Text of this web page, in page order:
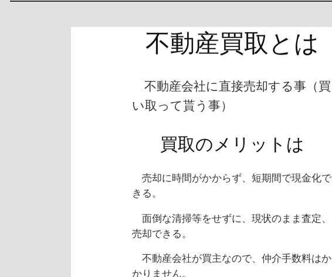
不動産買取とは
不動産会社に直接売却する事（買
い取って貰う事）
買取のメリットは
売却に時間がかからず、短期間で現金化で
きる。
面倒な清掃等をせずに、現状のまま査定、
売却できる。
不動産会社が買主なので、仲介手数料はか
かりません。